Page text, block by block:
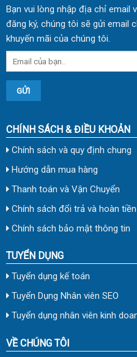
Bạn vui lòng nhập địa chỉ email
đăng ký, chúng tôi sẽ gửi email
khuyến mãi của chúng tôi.
CHÍNH SÁCH & ĐIỀU KHOẢN
Chính sách và quy định chung
Hướng dẫn mua hàng
Thanh toán và Vận Chuyển
Chính sách đổi trả và hoàn tiền
Chính sách bảo mật thông tin
TUYỂN DỤNG
Tuyển dụng kế toán
Tuyển Dụng Nhân viên SEO
Tuyển dụng nhân viên kinh
VỀ CHÚNG TÔI